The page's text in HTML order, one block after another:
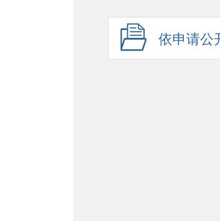
依申请公